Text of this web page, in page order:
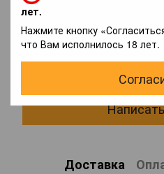
лет.
Нажмите кнопку
что Вам исполнилось 18 лет.
Доставка